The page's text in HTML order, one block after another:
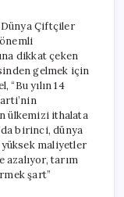
Çiftçilere
Sözü
için
Dünya Çiftçiler
dikkat çeken
gelmek için
“Bu yılın 14
ülkemizi ithalata
birinci, dünya
maliyetler
azalıyor, tarım
şart”